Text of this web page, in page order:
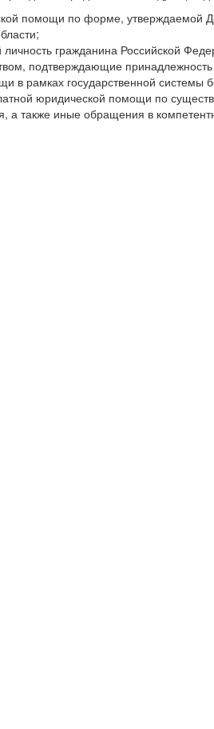
помощи по форме, утверждае­мой
гражданина Российской
подтверждающие
в рамках государственной системы
юридической помощи по
а также иные обращения в